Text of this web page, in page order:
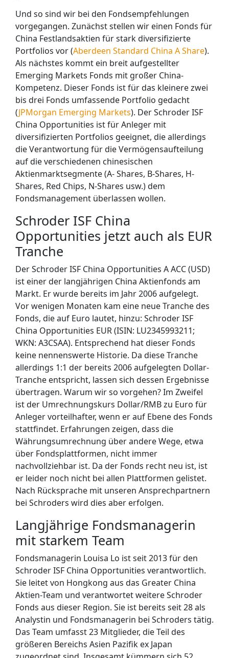
Und so sind wir bei den Fondsempfehlungen
vorgegangen. Zunächst stellen wir einen Fonds für
China Festlandsaktien für stark diversifizierte
Portfolios vor (Aberdeen Standard China A Share).
Als nächstes kommt ein breit aufgestellter
Emerging Markets Fonds mit großer China-
Kompetenz. Dieser Fonds ist für das kleinere zwei
bis drei Fonds umfassende Portfolio gedacht
(JPMorgan Emerging Markets). Der Schroder ISF
China Opportunities ist für Anleger mit
diversifizierten Portfolios geeignet, die allerdings
die Verantwortung für die Vermögensaufteilung
auf die verschiedenen chinesischen
Aktienmarktsegmente (A- Shares, B-Shares, H-
Shares, Red Chips, N-Shares usw.) dem
Fondsmanagement überlassen wollen.
Schroder ISF China
Opportunities jetzt auch als EUR
Tranche
Der Schroder ISF China Opportunities A ACC (USD)
ist einer der langjährigen China Aktienfonds am
Markt. Er wurde bereits im Jahr 2006 aufgelegt.
Vor wenigen Monaten kam eine neue Tranche des
Fonds, die auf Euro lautet, hinzu: Schroder ISF
China Opportunities EUR (ISIN: LU2345993211;
WKN: A3CSAA). Entsprechend hat dieser Fonds
keine nennenswerte Historie. Da diese Tranche
allerdings 1:1 der bereits 2006 aufgelegten Dollar-
Tranche entspricht, lassen sich dessen Ergebnisse
übertragen. Warum wir so vorgehen? Im Zweifel
ist der Umrechnungskurs Dollar/RMB zu Euro für
Anleger vorteilhafter, wenn er auf Ebene des Fonds
stattfindet. Erfahrungen zeigen, dass die
Währungsumrechnung über andere Wege, etwa
über Fondsplattformen, nicht immer
nachvollziehbar ist. Da der Fonds recht neu ist, ist
er leider noch nicht bei allen Plattformen gelistet.
Nach Rücksprache mit unseren Ansprechpartnern
bei Schroders wird dies aber erfolgen.
Langjährige Fondsmanagerin
mit starkem Team
Fondsmanagerin Louisa Lo ist seit 2013 für den
Schroder ISF China Opportunities verantwortlich.
Sie leitet von Hongkong aus das Greater China
Aktien-Team und verantwortet weitere Schroder
Fonds aus dieser Region. Sie ist bereits seit 28 als
Analystin und Fondsmanagerin bei Schroders tätig.
Das Team umfasst 23 Mitglieder, die Teil des
größeren Bereichs Asien Pazifik ex Japan